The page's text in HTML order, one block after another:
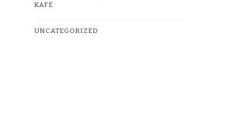
KAFE
UNCATEGORIZED